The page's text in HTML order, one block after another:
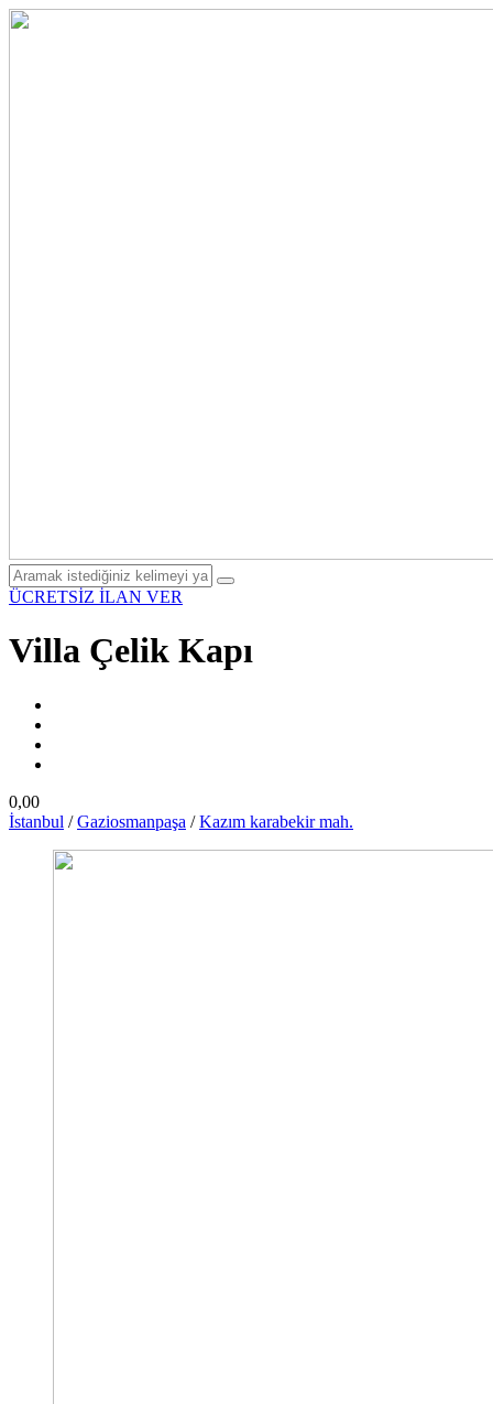
ÜCRETSİZ İLAN VER
Villa Çelik Kapı
0,00
İstanbul /Gaziosmanpaşa /Kazım karabekir mah.